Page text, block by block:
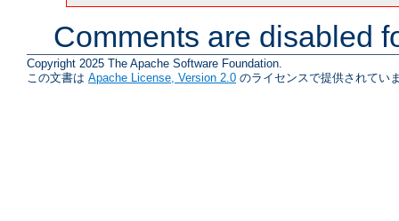
Comments are disabled
Copyright 2025 The Apache Software Foundation.
この文書は Apache License, Version 2.0 のライセンスで提供されてい